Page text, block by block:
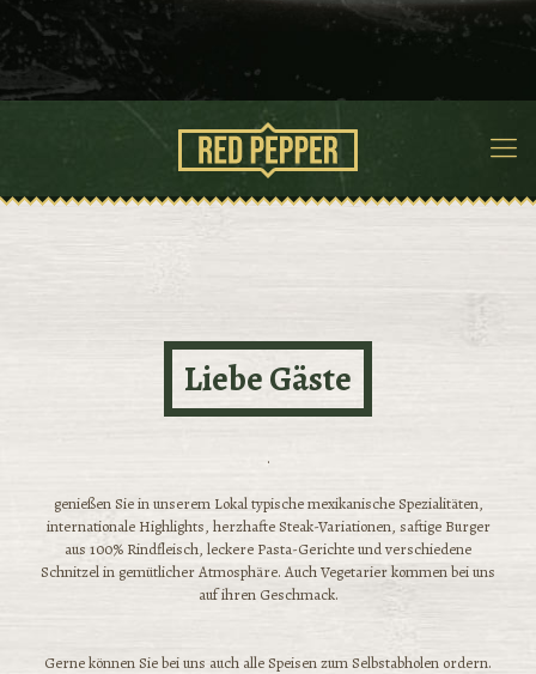
Liebe Gäste
.
genießen Sie in unserem Lokal typische mexikanische Spezialitäten,
internationale Highlights, herzhafte Steak-Variationen, saftige Burger
aus 100% Rindfleisch, leckere Pasta-Gerichte und verschiedene
Schnitzel in gemütlicher Atmosphäre. Auch Vegetarier kommen bei uns
auf ihren Geschmack.
Gerne können Sie bei uns auch alle Speisen zum Selbstabholen ordern.